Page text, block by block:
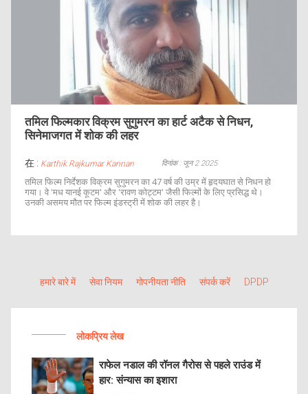
तमिल फिल्मकार विक्रम सुगुमरन का हार्ट अटैक से निधन,
सिनेमाजगत में शोक की लहर
在 : Karthik Rajkumar Kannan दिनांक : जून 2 2025
तमिल फिल्म निर्देशक विक्रम सुगुमरन का 47 वर्ष की उम्र में हृदयघात से निधन हो
गया। वे 'मध यानई कूटम' और 'रावण कोट्टम' जैसी फिल्मों के लिए प्रसिद्ध थे।
उनकी असमय मौत पर फिल्म इंडस्ट्री में शोक की लहर है।
हमारे बारे में सेवा नियम गोपनीयता नीति संपर्क करें DPDP
लोकप्रिय लेख
राफेल नडाल की रॉनल गैरोस से पहले राउंड में
हार: संन्यास का इशारा